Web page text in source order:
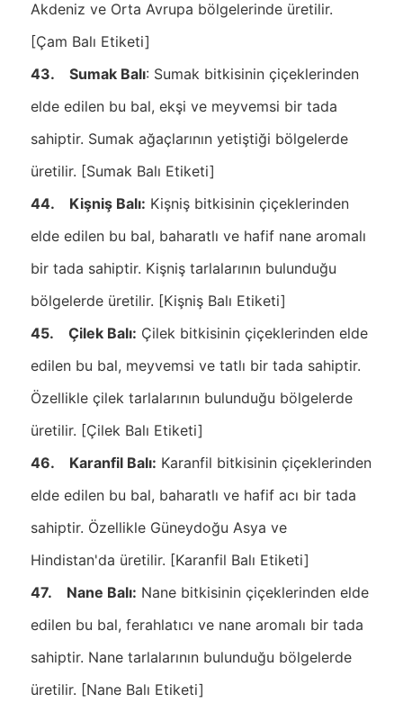
Akdeniz ve Orta Avrupa bölgelerinde üretilir.
[Çam Balı Etiketi]
43. Sumak Balı: Sumak bitkisinin çiçeklerinden
elde edilen bu bal, ekşi ve meyvemsi bir tada
sahiptir. Sumak ağaçlarının yetiştiği bölgelerde
üretilir. [Sumak Balı Etiketi]
44. Kişniş Balı: Kişniş bitkisinin çiçeklerinden
elde edilen bu bal, baharatlı ve hafif nane aromalı
bir tada sahiptir. Kişniş tarlalarının bulunduğu
bölgelerde üretilir. [Kişniş Balı Etiketi]
45. Çilek Balı: Çilek bitkisinin çiçeklerinden elde
edilen bu bal, meyvemsi ve tatlı bir tada sahiptir.
Özellikle çilek tarlalarının bulunduğu bölgelerde
üretilir. [Çilek Balı Etiketi]
46. Karanfil Balı: Karanfil bitkisinin çiçeklerinden
elde edilen bu bal, baharatlı ve hafif acı bir tada
sahiptir. Özellikle Güneydoğu Asya ve
Hindistan'da üretilir. [Karanfil Balı Etiketi]
47. Nane Balı: Nane bitkisinin çiçeklerinden elde
edilen bu bal, ferahlatıcı ve nane aromalı bir tada
sahiptir. Nane tarlalarının bulunduğu bölgelerde
üretilir. [Nane Balı Etiketi]